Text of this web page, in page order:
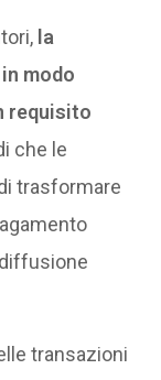
la
modo
requisito
che le
trasformare
transazioni